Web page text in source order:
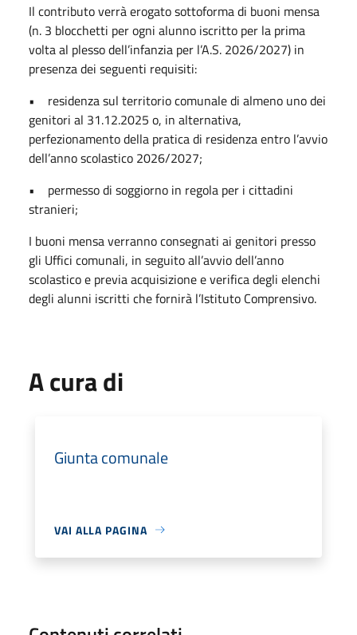
Il contributo verrà erogato sottoforma di buoni mensa
(n. 3 blocchetti per ogni alunno iscritto per la prima
volta al plesso dell’infanzia per l’A.S. 2026/2027) in
presenza dei seguenti requisiti:
• residenza sul territorio comunale di almeno uno dei
genitori al 31.12.2025 o, in alternativa,
perfezionamento della pratica di residenza entro l’avvio
dell’anno scolastico 2026/2027;
• permesso di soggiorno in regola per i cittadini
stranieri;
I buoni mensa verranno consegnati ai genitori presso
gli Uffici comunali, in seguito all’avvio dell’anno
scolastico e previa acquisizione e verifica degli elenchi
degli alunni iscritti che fornirà l’Istituto Comprensivo.
A cura di
Giunta comunale
VAI ALLA PAGINA